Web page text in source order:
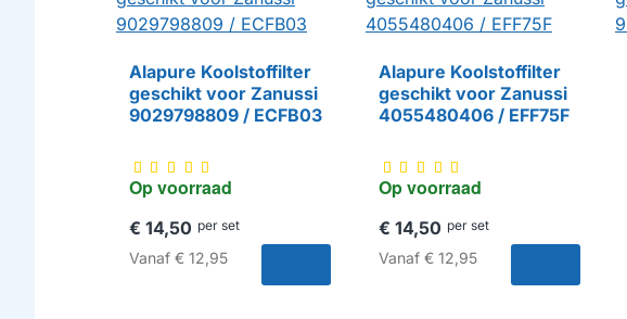
HUISMERK
Op voorraad
Alapure Koolstoffilter
geschikt voor Zanussi
9029798809 / ECFB03
€ 14,50 per set
Vanaf € 12,95
HUISMERK
Op voorraad
Alapure Koolstoffilter
geschikt voor Zanussi
4055480406 / EFF75F
€ 14,50 per set
Vanaf€ 12,95